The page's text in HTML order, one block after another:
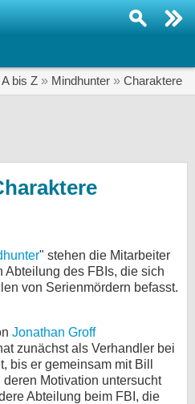
bis Z » Mindhunter » Charaktere
" stehen die Mitarbeiter
Abteilung des FBIs, die sich
von Serienmördern befasst.
Jonathan Groff
zunächst als Verhandler bei
bis er gemeinsam mit Bill
Motivation untersucht
Abteilung beim FBI, die
X